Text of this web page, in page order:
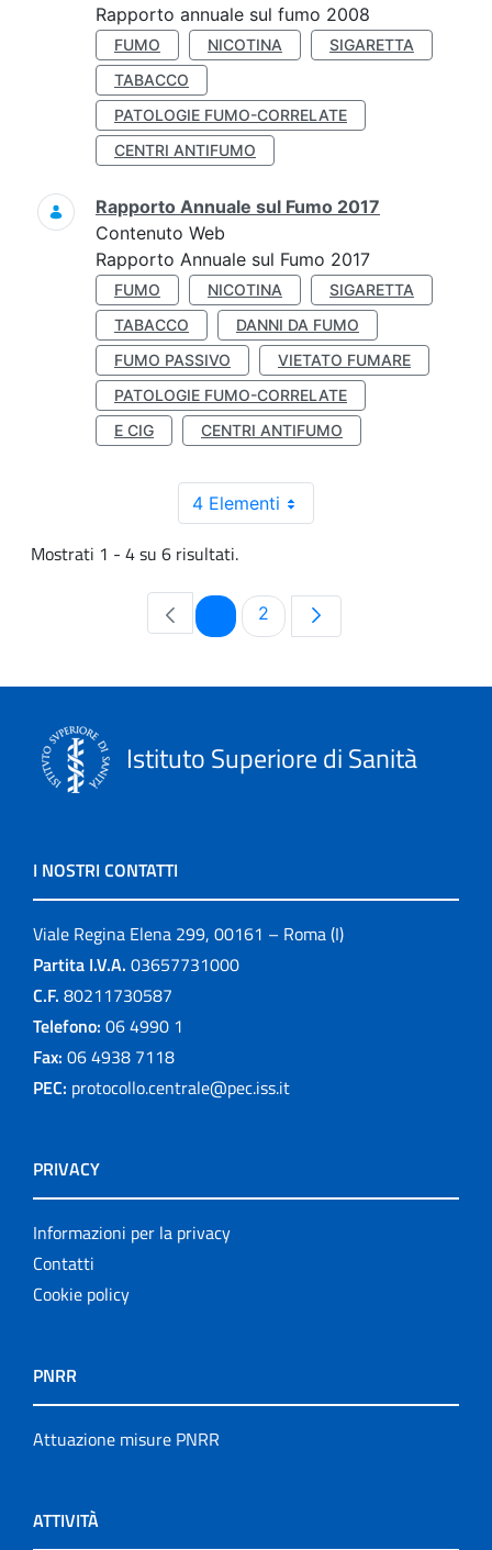
Rapporto annuale sul fumo 2008
FUMO NICOTINA
SIGARETTA
TABACCO
PATOLOGIE FUMO-CORRELATE
CENTRI ANTIFUMO
Rapporto Annuale sul Fumo 2017
Contenuto Web
Rapporto Annuale sul Fumo 2017
FUMO NICOTINA
SIGARETTA
TABACCO
DANNI DA FUMO
FUMO PASSIVO
VIETATO FUMARE
PATOLOGIE FUMO-CORRELATE
E CIG
CENTRI ANTIFUMO
4 Elementi
Mostrati 1 - 4 su 6 risultati.
PaginaPagina
2
Istituto Superiore di Sanità
I NOSTRI CONTATTI
Viale Regina Elena 299, 00161 – Roma (I)
Partita I.V.A. 03657731000
C.F. 80211730587
Telefono: 06 4990 1
Fax: 06 4938 7118
PEC: protocollo.centrale@pec.iss.it
PRIVACY
Informazioni per la privacy
Contatti
Cookie policy
PNRR
Attuazione misure PNRR
ATTIVITÀ